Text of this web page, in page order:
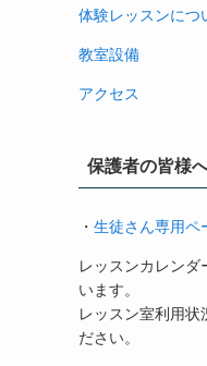
体験レッスンにつ
教室設備
アクセス
保護者の皆様
・ 生徒さん専用ペ
レッスンカレンダ
います。
レッスン室利用状
ださい。